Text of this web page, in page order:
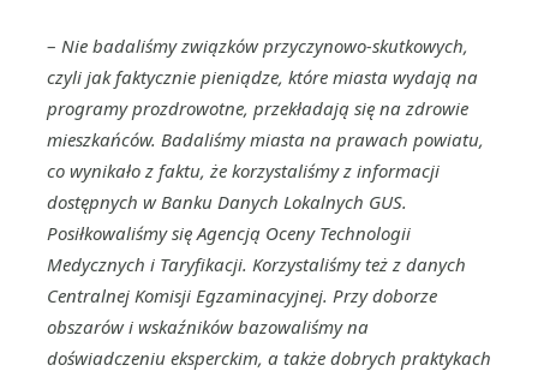
– Nie badaliśmy związków przyczynowo-skutkowych,
czyli jak faktycznie pieniądze, które miasta wydają na
programy prozdrowotne, przekładają się na zdrowie
mieszkańców. Badaliśmy miasta na prawach powiatu,
co wynikało z faktu, że korzystaliśmy z informacji
dostępnych w Banku Danych Lokalnych GUS.
Posiłkowaliśmy się Agencją Oceny Technologii
Medycznych i Taryfikacji. Korzystaliśmy też z danych
Centralnej Komisji Egzaminacyjnej. Przy doborze
obszarów i wskaźników bazowaliśmy na
doświadczeniu eksperckim, a także dobrych praktykach